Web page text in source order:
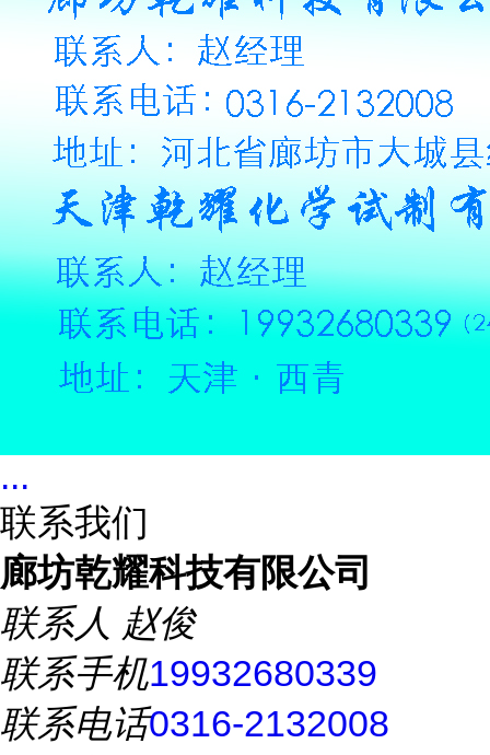
...
联系我们
廊坊乾耀科技有限公司
联系人 赵俊
联系手机19932680339
联系电话0316-2132008